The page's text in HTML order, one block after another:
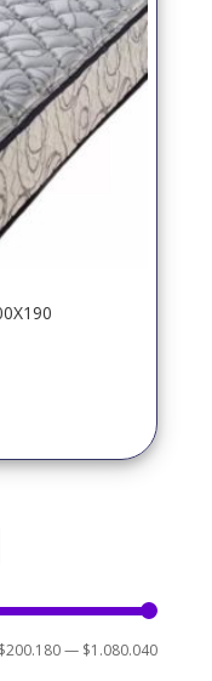
Precio
Precio
$200.180— $1.080.040